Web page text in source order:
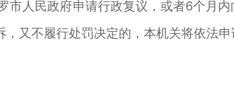
人民政府申请行政复议，或者6个月
又不履行处罚决定的，本机关将依法申